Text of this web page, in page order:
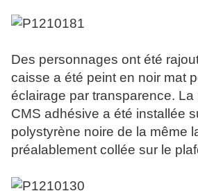
Des personnages ont été
caisse a été peint en noir mat
éclairage par transparence. La
CMS adhésive a été installée
polystyrène noire de la même
préalablement collée sur le